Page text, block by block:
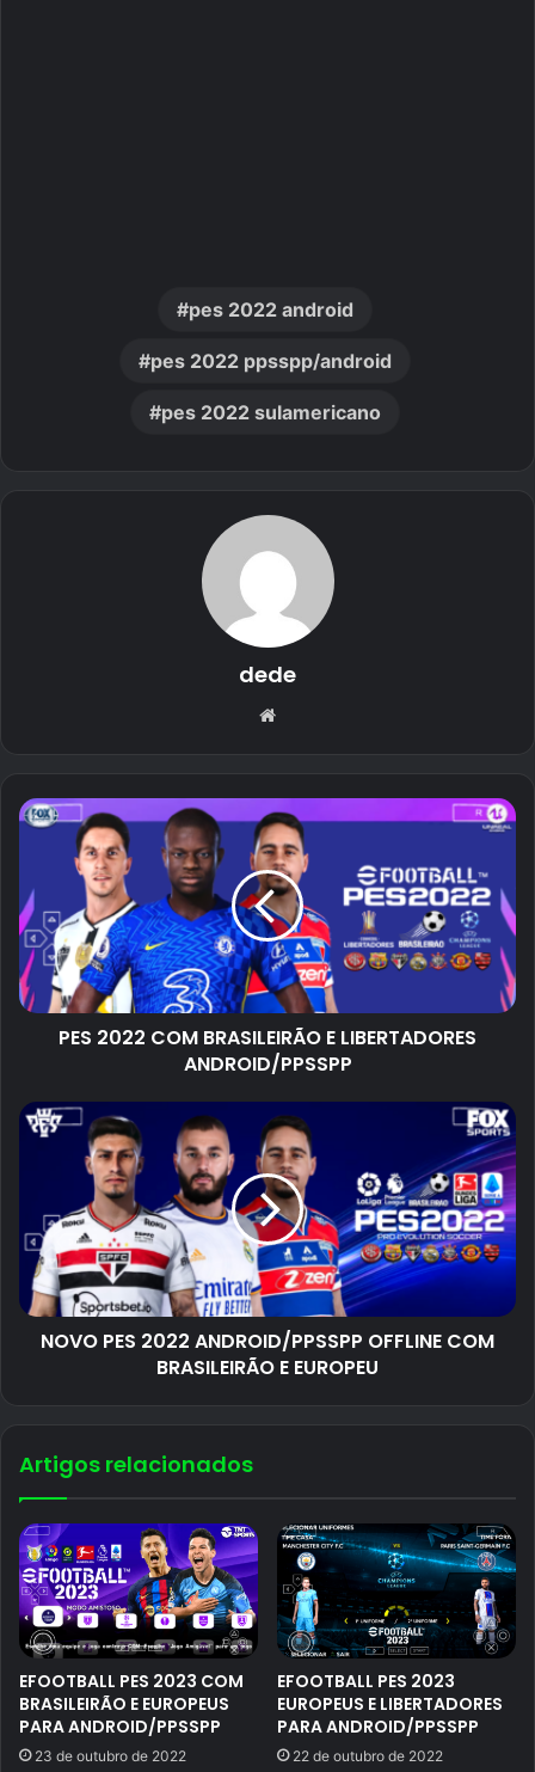
pes 2022 android
pes 2022 ppsspp/android
pes 2022 sulamericano
dede
Website
PES 2022 COM BRASILEIRÃO E LIBERTADORES
ANDROID/PPSSPP
NOVO PES 2022 ANDROID/PPSSPP OFFLINE COM
BRASILEIRÃO E EUROPEU
Artigos relacionados
EFOOTBALL PES 2023 COM
BRASILEIRÃO E EUROPEUS
PARA ANDROID/PPSSPP
23 de outubro de 2022
EFOOTBALL PES 2023
EUROPEUS E LIBERTADORES
PARA ANDROID/PPSSPP
22 de outubro de 2022